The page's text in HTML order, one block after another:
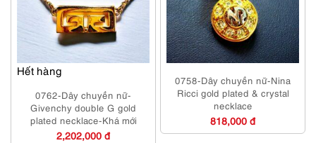
Hết hàng
0762-Dây chuyền nữ-
Givenchy double G gold
plated necklace-Khá mới
2,202,000 đ
0758-Dây chuyền nữ-Nina
Ricci gold plated & crystal
necklace
818,000 đ